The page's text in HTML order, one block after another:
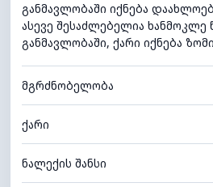
განმავლობაში იქნება
ასევე შესაძლებელია ხანმოკლე
განმავლობაში, ქარი იქნება
მგრძნობელობა
ქარი
ნალექის შანსი